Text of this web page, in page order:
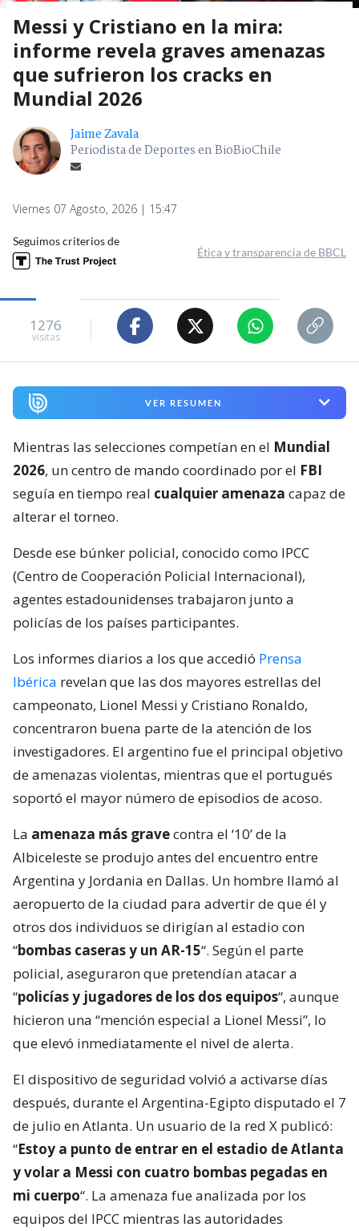
Messi y Cristiano en la mira:
informe revela graves amenazas
que sufrieron los cracks en
Mundial 2026
Jaime Zavala
Periodista de Deportes en BioBioChile
Viernes 07 Agosto, 2026 | 15:47
Seguimos criterios de
Ética y transparencia de BBCL
1276
visitas
VER RESUMEN
Mientras las selecciones competían en el Mundial
2026, un centro de mando coordinado por el FBI
seguía en tiempo real cualquier amenaza capaz de
alterar el torneo.
Desde ese búnker policial, conocido como IPCC
(Centro de Cooperación Policial Internacional),
agentes estadounidenses trabajaron junto a
policías de los países participantes.
Los informes diarios a los que accedió Prensa
Ibérica revelan que las dos mayores estrellas del
campeonato, Lionel Messi y Cristiano Ronaldo,
concentraron buena parte de la atención de los
investigadores. El argentino fue el principal objetivo
de amenazas violentas, mientras que el portugués
soportó el mayor número de episodios de acoso.
La amenaza más gravecontra el ‘10’ de la
Albiceleste se produjo antes del encuentro entre
Argentina y Jordania en Dallas. Un hombre llamó al
aeropuerto de la ciudad para advertir de que él y
otros dos individuos se dirigían al estadio con
“bombas caseras y un AR-15“. Según el parte
policial, aseguraron que pretendían atacar a
“policías y jugadores de los dos equipos“, aunque
hicieron una “mención especial a Lionel Messi”, lo
que elevó inmediatamente el nivel de alerta.
El dispositivo de seguridad volvió a activarse días
después, durante el Argentina-Egipto disputado el 7
de julio en Atlanta. Un usuario de la red X publicó:
“Estoy a punto de entrar en el estadio de Atlanta
y volar a Messi con cuatro bombas pegadas en
mi cuerpo“. La amenaza fue analizada por los
equipos del IPCC mientras las autoridades